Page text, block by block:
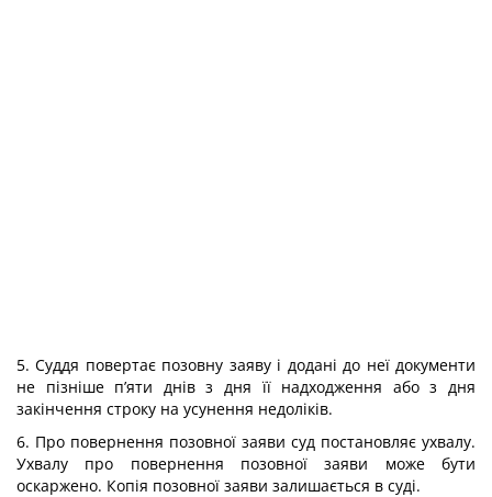
5. Суддя повертає позовну заяву і додані до неї документи
не пізніше п’яти днів з дня її надходження або з дня
закінчення строку на усунення недоліків.
6. Про повернення позовної заяви суд постановляє ухвалу.
Ухвалу про повернення позовної заяви може бути
оскаржено. Копія позовної заяви залишається в суді.